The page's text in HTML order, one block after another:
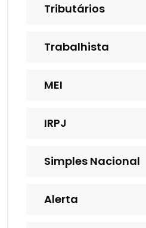
Tributários
Trabalhista
MEI
IRPJ
Simples Nacional
Alerta